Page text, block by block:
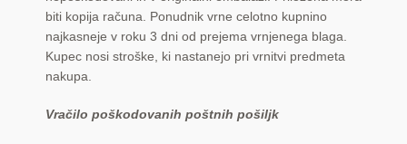
biti kopija računa. Ponudnik vrne celotno kupnino
najkasneje v roku 3 dni od prejema vrnjenega blaga.
Kupec nosi stroške, ki nastanejo pri vrnitvi predmeta
nakupa.
Vračilo poškodovanih poštnih pošiljk